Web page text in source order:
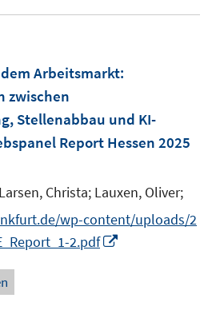
n
u
s
t
r
ö
f
Arbeitsmarkt:
zwischen
Stellenabbau und KI-
Report Hessen 2025
Larsen, Christa; Lauxen, Oliver;
wp-content/uploads/2
2.pdf